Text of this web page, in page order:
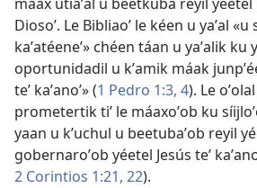
máax utiaʼal u beetkuba reyil yéetel
Diosoʼ. Le Bibliaoʼ le kéen u yaʼal
kaʼatéeneʼ» chéen táan u yaʼalik ku
oportunidadil u kʼamik máak
teʼ kaʼanoʼ» (1 Pedro 1:3, 4). Le
prometertik tiʼ le máaxoʼob ku
yaan u kʼuchul u beetubaʼob reyil
gobernaroʼob yéetel Jesús teʼ
2 Corintios 1:21, 22).